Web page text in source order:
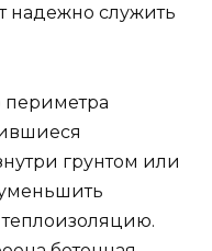
надежно служить
периметра
грунтом или